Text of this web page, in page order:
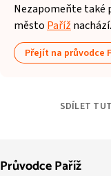
Nezapomeňte
město Paříž nachází.
Přejít na průvodce
SDÍLET
Průvodce Paříž